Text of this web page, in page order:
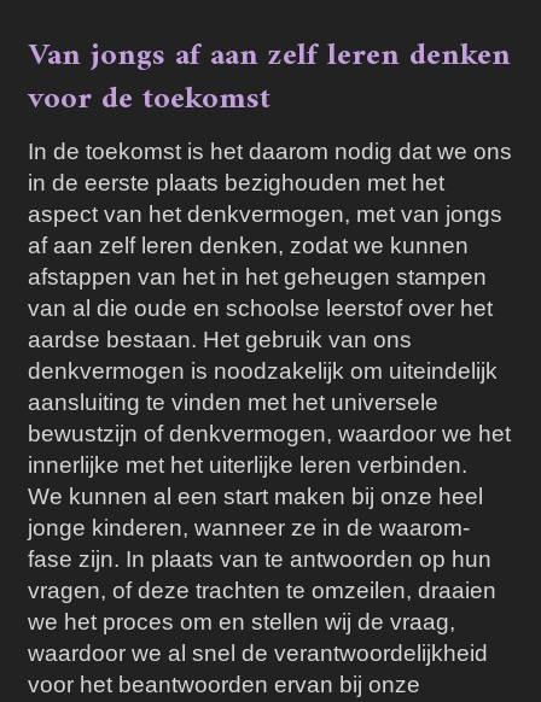
Van jongs af aan zelf leren denken
voor de toekomst
In de toekomst is het daarom nodig dat we ons
in de eerste plaats bezighouden met het
aspect van het denkvermogen, met van jongs
af aan zelf leren denken, zodat we kunnen
afstappen van het in het geheugen stampen
van al die oude en schoolse leerstof over het
aardse bestaan. Het gebruik van ons
denkvermogen is noodzakelijk om uiteindelijk
aansluiting te vinden met het universele
bewustzijn of denkvermogen, waardoor we het
innerlijke met het uiterlijke leren verbinden.
We kunnen al een start maken bij onze heel
jonge kinderen, wanneer ze in de waarom-
fase zijn. In plaats van te antwoorden op hun
vragen, of deze trachten te omzeilen, draaien
we het proces om en stellen wij de vraag,
waardoor we al snel de verantwoordelijkheid
voor het beantwoorden ervan bij onze